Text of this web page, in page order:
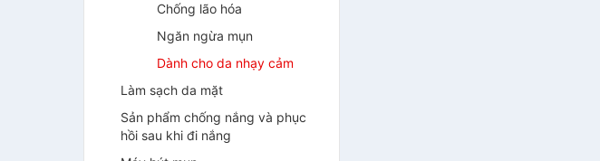
Chống lão hóa
Ngăn ngừa mụn
Dành cho da nhạy cảm
Làm sạch da mặt
Sản phẩm chống nắng và phục
hồi sau khi đi nắng